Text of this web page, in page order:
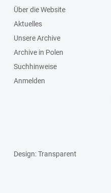
Über die Website
Aktuelles
Unsere Archive
Archive in Polen
Suchhinweise
Anmelden
Design: Transparent